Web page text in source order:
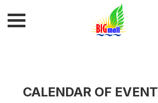
CALENDAR OF EVENT